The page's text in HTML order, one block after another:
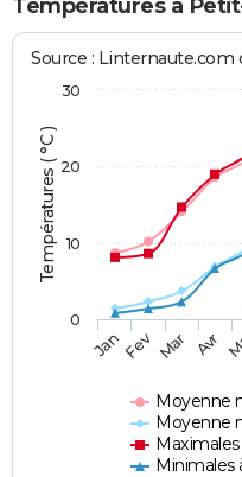
Températures à
Températures ( °C )
Source : Linternaute.com
Moyenne
Moyenne
Minimales
JanFev Mar Avr
0
10
20
30